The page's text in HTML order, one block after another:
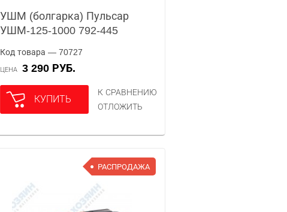
УШМ (болгарка) Пульсар
УШМ-125-1000 792-445
Код товара — 70727
ЦЕНА 3 290 РУБ.
КУПИТЬ
К СРАВНЕНИЮ
ОТЛОЖИТЬ
РАСПРОДАЖА